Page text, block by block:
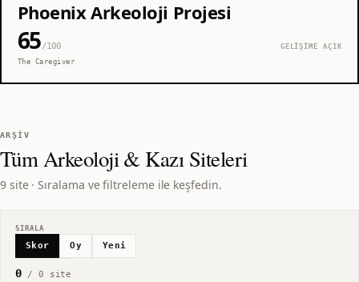
Phoenix Arkeoloji Projesi
65/100
GELİŞİME AÇIK
The Caregiver
ARŞIV
TümArkeoloji & KazıSiteleri
9 site · Sıralama ve filtreleme ile keşfedin.
SIRALA
Skor Oy Yeni
0/ 0 site